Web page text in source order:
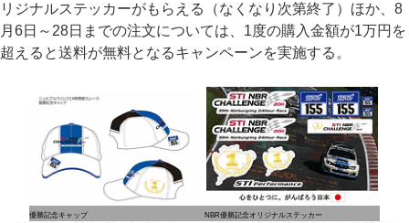
リジナルステッカーがもらえる（なくなり次第終了）ほか、8
月6日～28日までの注文については、1度の購入金額が1万円を
超えると送料が無料となるキャンペーンを実施する。
優勝記念キャップ NBR優勝記念オリジナルステッカー